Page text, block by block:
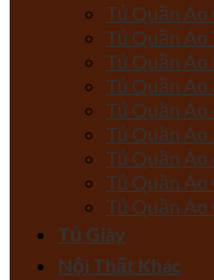
Tủ Quần Áo
Tủ Quần Áo
Tủ Quần
Tủ Quần Áo
Tủ Quần Áo
Tủ Quần Áo
Tủ Quần Áo
Tủ Quần
Tủ Quần Áo
Tủ Giày
Nội Thất Khác